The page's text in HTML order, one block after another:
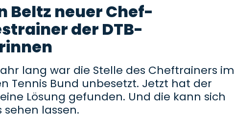
Beltz neuer Chef-
der DTB-
lang war die Stelle des Cheftrainers im
Tennis Bund unbesetzt. Jetzt hat der
Lösung gefunden. Und die kann sich
lassen.